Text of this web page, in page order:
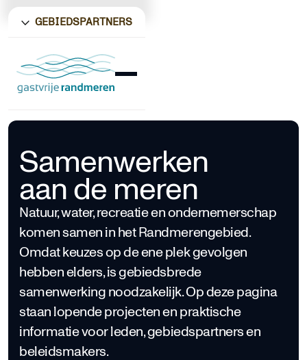
GEBIEDSPARTNERS
Samenwerken
aan de meren
Natuur, water, recreatie en ondernemerschap
komen samen in het Randmerengebied.
Omdat keuzes op de ene plek gevolgen
hebben elders, is gebiedsbrede
samenwerking noodzakelijk. Op deze pagina
staan lopende projecten en praktische
informatie voor leden, gebiedspartners en
beleidsmakers.